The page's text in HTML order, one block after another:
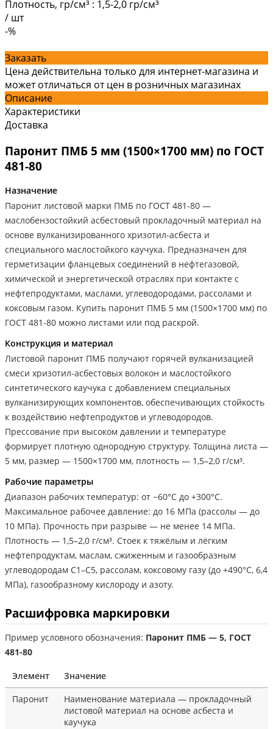
Плотность, гр/см³ : 1,5-2,0 гр/см³
/ шт
-%
Заказать
Цена действительна только для интернет-магазина и
может отличаться от цен в розничных магазинах
Описание
Характеристики
Доставка
Паронит ПМБ 5 мм (1500×1700 мм) по ГОСТ
481-80
Назначение
Паронит листовой марки ПМБ по ГОСТ 481-80 —
маслобензостойкий асбестовый прокладочный материал на
основе вулканизированного хризотил-асбеста и
специального маслостойкого каучука. Предназначен для
герметизации фланцевых соединений в нефтегазовой,
химической и энергетической отраслях при контакте с
нефтепродуктами, маслами, углеводородами, рассолами и
коксовым газом. Купить паронит ПМБ 5 мм (1500×1700 мм) по
ГОСТ 481-80 можно листами или под раскрой.
Конструкция и материал
Листовой паронит ПМБ получают горячей вулканизацией
смеси хризотил-асбестовых волокон и маслостойкого
синтетического каучука с добавлением специальных
вулканизирующих компонентов, обеспечивающих стойкость
к воздействию нефтепродуктов и углеводородов.
Прессование при высоком давлении и температуре
формирует плотную однородную структуру. Толщина листа —
5 мм, размер — 1500×1700 мм, плотность — 1,5–2,0 г/см³.
Рабочие параметры
Диапазон рабочих температур: от −60°С до +300°С.
Максимальное рабочее давление: до 16 МПа (рассолы — до
10 МПа). Прочность при разрыве — не менее 14 МПа.
Плотность — 1,5–2,0 г/см³. Стоек к тяжёлым и лёгким
нефтепродуктам, маслам, сжиженным и газообразным
углеводородам C1–C5, рассолам, коксовому газу (до +490°С, 6,4
МПа), газообразному кислороду и азоту.
Расшифровка маркировки
Пример условного обозначения: Паронит ПМБ — 5, ГОСТ
481-80
Элемент
Значение
Паронит
Наименование материала — прокладочный
листовой материал на основе асбеста и
каучука